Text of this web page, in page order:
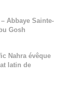
Abbaye Sainte-
Gosh
Nahra évêque
latin de